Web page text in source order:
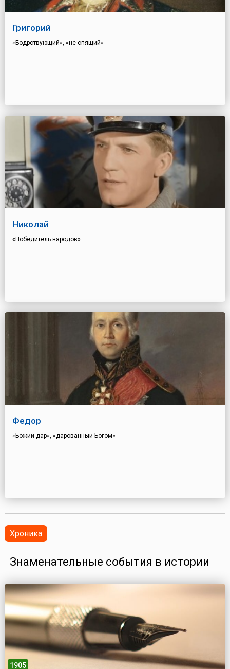
Григорий
«Бодрствующий», «не спящий»
Николай
«Победитель народов»
Федор
«Божий дар», «дарованный Богом»
Хроника
Знаменательные события в истории
1905